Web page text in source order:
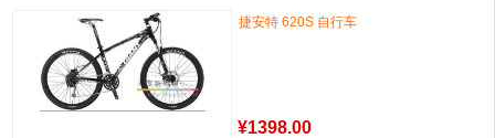
捷安特 620S 自行车
¥1398.00